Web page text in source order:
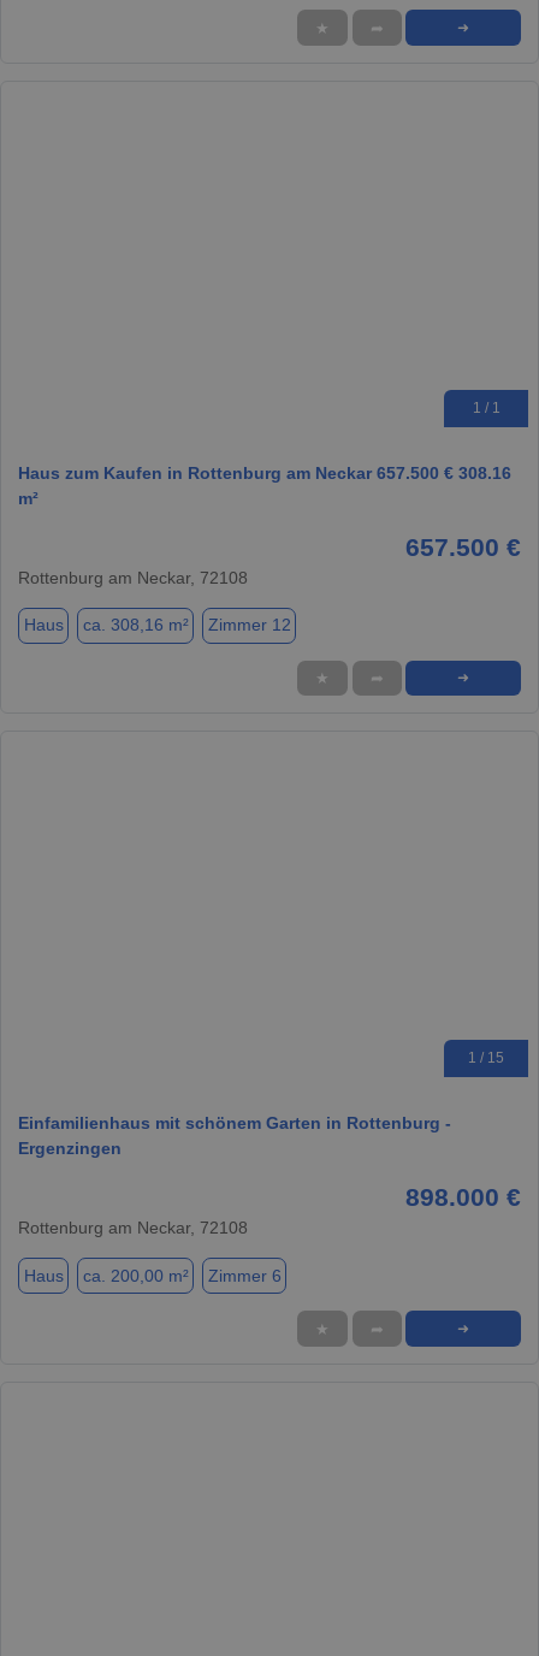
★ ➦ ➜
1 / 1
Haus zum Kaufen in Rottenburg am Neckar 657.500 € 308.16
m²
657.500 €
Rottenburg am Neckar, 72108
Haus ca. 308,16 m² Zimmer 12
★ ➦ ➜
1 / 15
Einfamilienhaus mit schönem Garten in Rottenburg -
Ergenzingen
898.000 €
Rottenburg am Neckar, 72108
Haus ca. 200,00 m² Zimmer 6
★ ➦ ➜